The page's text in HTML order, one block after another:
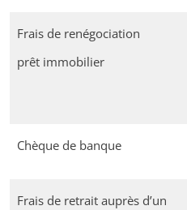
Frais de renégociation
prêt immobilier
Chèque de banque
Frais de retrait auprès d’un